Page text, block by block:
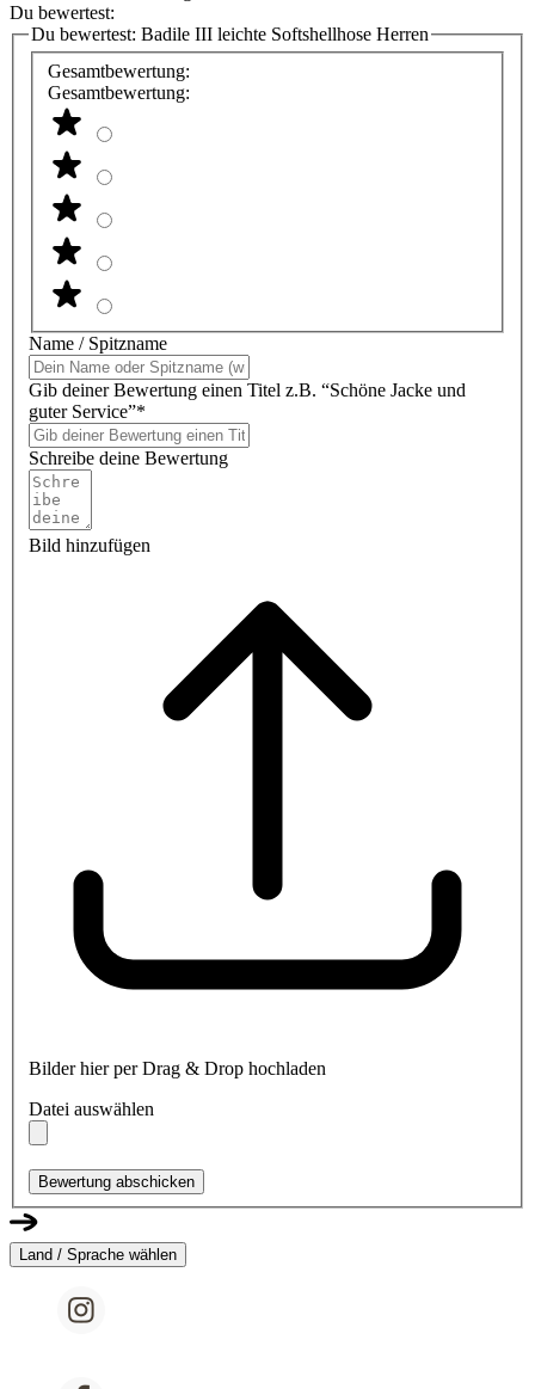
Du bewertest:
Du bewertest: Badile III leichte Softshellhose Herren
Gesamtbewertung:
Gesamtbewertung:
Name / Spitzname
Gib deiner Bewertung einen Titel z.B. “Schöne Jacke und
guter Service”*
Schreibe deine Bewertung
Bild hinzufügen
Bilder hier per Drag & Drop hochladen
Datei auswählen
Bewertung abschicken
Land / Sprache wählen